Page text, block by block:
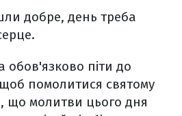
добре, день треба
обов'язково піти до
помолитися святому
що молитви цього дня